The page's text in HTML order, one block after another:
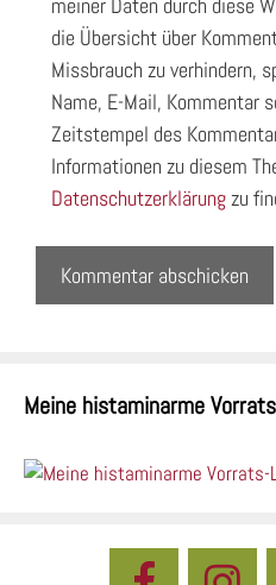
die Übersicht über
Missbrauch zu verhindern,
Name, E-Mail, Kommentar
Zeitstempel des
Informationen zu diesem
Datenschutzerklärungzu
Meine histaminarme